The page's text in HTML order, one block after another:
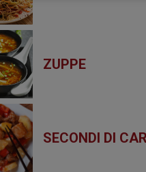
ZUPPE
SECONDI DI